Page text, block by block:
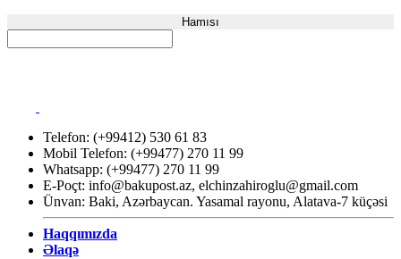
Hamısı
Telefon: (+99412) 530 61 83
Mobil Telefon: (+99477) 270 11 99
Whatsapp: (+99477) 270 11 99
E-Poçt: info@bakupost.az, elchinzahiroglu@gmail.com
Ünvan: Baki, Azərbaycan. Yasamal rayonu, Alatava-7 küçəsi
Haqqımızda
Əlaqə